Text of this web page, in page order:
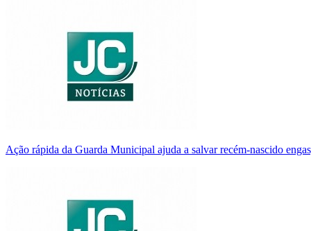
Ação rápida da Guarda Municipal ajuda a salvar recém-nascido